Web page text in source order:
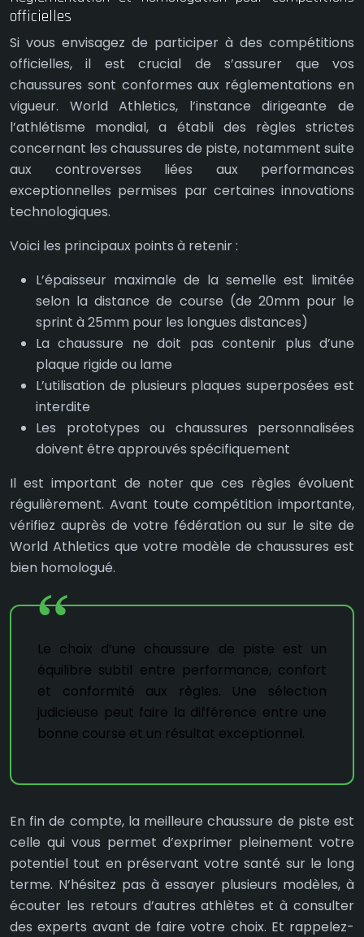
officielles
Si vous envisagez de participer à des compétitions
officielles, il est crucial de s’assurer que vos
chaussures sont conformes aux réglementations en
vigueur. World Athletics, l’instance dirigeante de
l’athlétisme mondial, a établi des règles strictes
concernant les chaussures de piste, notamment suite
aux controverses liées aux performances
exceptionnelles permises par certaines innovations
technologiques.
Voici les principaux points à retenir :
L’épaisseur maximale de la semelle est limitée
selon la distance de course (de 20mm pour le
sprint à 25mm pour les longues distances)
La chaussure ne doit pas contenir plus d’une
plaque rigide ou lame
L’utilisation de plusieurs plaques superposées est
interdite
Les prototypes ou chaussures personnalisées
doivent être approuvés spécifiquement
Il est important de noter que ces règles évoluent
régulièrement. Avant toute compétition importante,
vérifiez auprès de votre fédération ou sur le site de
World Athletics que votre modèle de chaussures est
bien homologué.
Le choix d’une chaussure de piste est un
équilibre subtil entre performance, confort
et conformité aux règles. Une sélection
judicieuse peut faire la différence entre une
bonne course et un résultat exceptionnel.
En fin de compte, la meilleure chaussure de piste est
celle qui vous permet d’exprimer pleinement votre
potentiel tout en préservant votre santé sur le long
terme. N’hésitez pas à essayer plusieurs modèles, à
écouter les retours d’autres athlètes et à consulter
des experts avant de faire votre choix. Et rappelez-